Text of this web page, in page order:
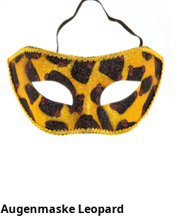
Augenmaske Leopard